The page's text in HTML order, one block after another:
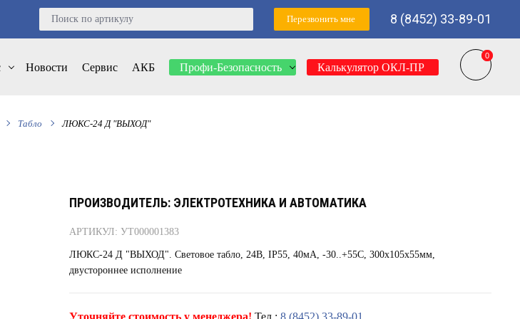
Перезвонить мне 8 (8452) 33-89-01
0
0
Новости Сервис АКБ Профи-Безопасность Калькулятор ОКЛ-ПР
Табло ЛЮКС-24 Д "ВЫХОД"
ПРОИЗВОДИТЕЛЬ: ЭЛЕКТРОТЕХНИКА И АВТОМАТИКА
АРТИКУЛ: УТ000001383
ЛЮКС-24 Д "ВЫХОД". Световое табло, 24В, IP55, 40мА, -30..+55С, 300х105х55мм,
двустороннее исполнение
Уточняйте стоимость у менеджера! Тел.: 8 (8452) 33-89-01